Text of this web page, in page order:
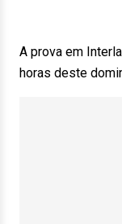
A prova em
horas deste